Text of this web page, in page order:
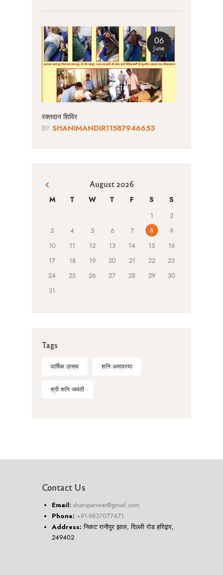
06
June
रक्तदान शिविर
BY SHANIMANDIR11587946653
August 2026
M T W T F S S
1
2
3
4 5 6 7 8
9
10
11 12 13 14 15
16
17
18 19 20 21 22
23
24
25 26 27 28 29
30
31
« Jun
Tags
वार्षिक उत्सव शनि अमावस्या
श्री शनि जयंती
Contact Us
Email: shanipariwar@gmail.com
Phone: +91-9837077471
Address:निकट रानीपुर झाल, दिल्ली रोड हरिद्वार,
249402